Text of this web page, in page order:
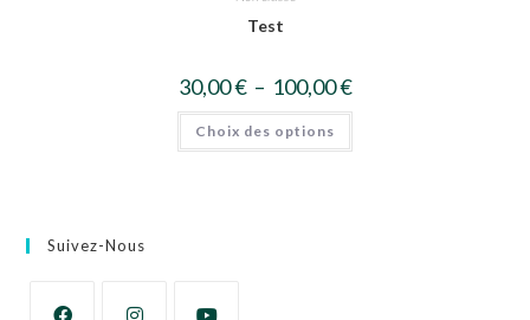
Test
30,00€ – 100,00€
Choix des options
Suivez-Nous